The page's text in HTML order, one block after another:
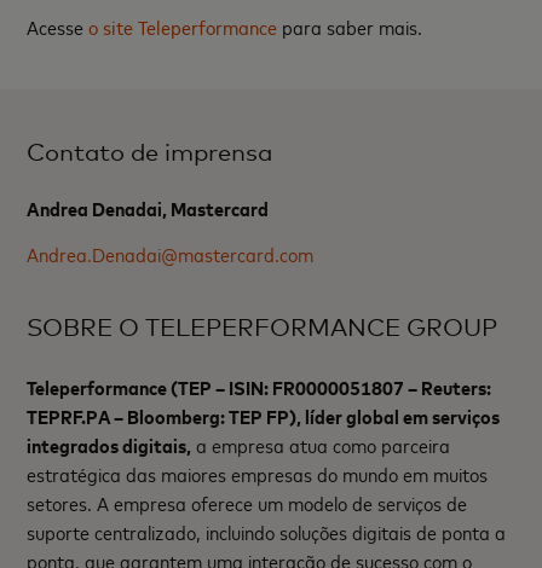
Acesseo site Teleperformance para saber mais.
Contato de imprensa
Andrea Denadai, Mastercard
Andrea.Denadai@mastercard.com
SOBRE O TELEPERFORMANCE GROUP
Teleperformance (TEP – ISIN: FR0000051807 – Reuters:
TEPRF.PA – Bloomberg: TEP FP), líder global em serviços
integrados digitais,a empresa atua como parceira
estratégica das maiores empresas do mundo em muitos
setores. A empresa oferece um modelo de serviços de
suporte centralizado, incluindo soluções digitais de ponta a
ponta, que garantem uma interação de sucesso com o